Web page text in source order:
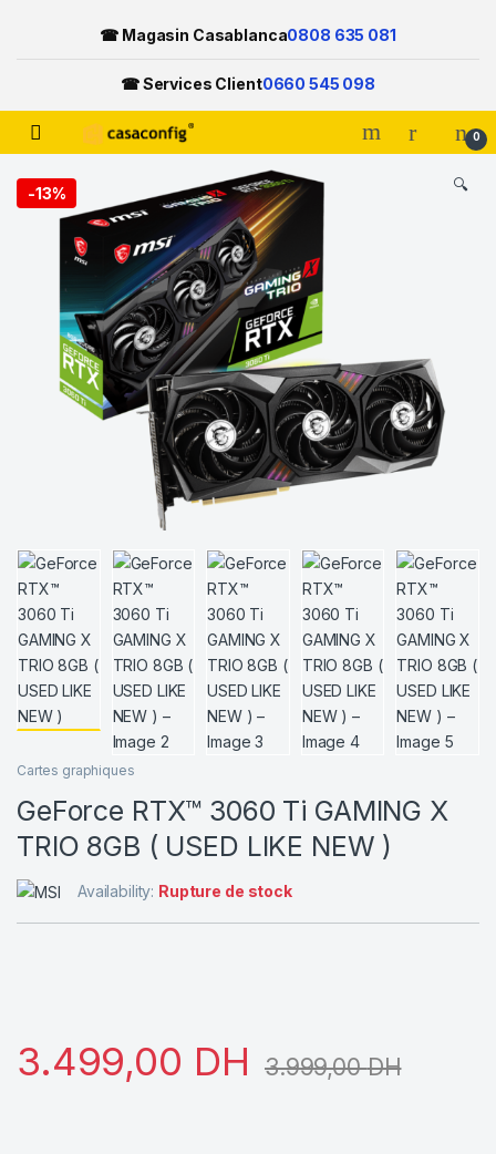
☎ Magasin Casablanca0808 635 081
☎ Services Client0660 545 098
Open 0
-13% 🔍
Cartes graphiques
GeForce RTX™ 3060 Ti GAMING X
TRIO 8GB ( USED LIKE NEW )
Availability: Rupture de stock
3.499,00 DH 3.999,00DH